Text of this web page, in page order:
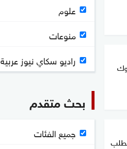
علوم
منوعات
راديو سكاي نيوز عربية
بحث متقدم
جميع الفئات